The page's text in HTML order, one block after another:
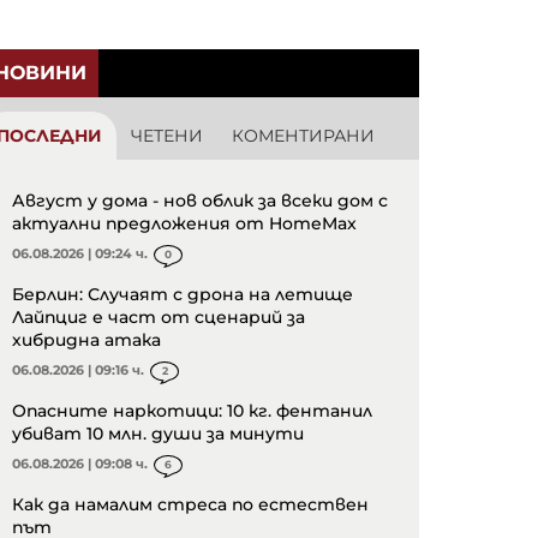
ЧЕТЕНИ КОМЕНТИРАНИ
Август у дома - нов облик за всеки дом с
актуални предложения от HomeMax
06.08.2026 | 09:24 ч. 0
Берлин: Случаят с дрона на летище
Лайпциг е част от сценарий за
хибридна атака
06.08.2026 | 09:16 ч. 2
Опасните наркотици: 10 кг. фентанил
убиват 10 млн. души за минути
06.08.2026 | 09:08 ч. 6
Как да намалим стреса по естествен
път